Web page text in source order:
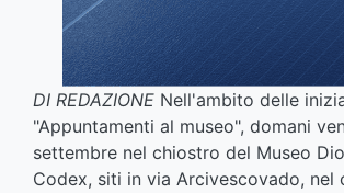
DI REDAZIONE Nell'ambito delle
"Appuntamenti al museo", domani
settembre nel chiostro del Museo
Codex, siti in via Arcivescovado, nel